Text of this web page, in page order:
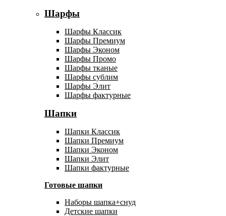
Шарфы
Шарфы Классик
Шарфы Премиум
Шарфы Эконом
Шарфы Промо
Шарфы тканые
Шарфы сублим
Шарфы Элит
Шарфы фактурные
Шапки
Шапки Классик
Шапки Премиум
Шапки Эконом
Шапки Элит
Шапки фактурные
Готовые шапки
Наборы шапка+снуд
Детские шапки